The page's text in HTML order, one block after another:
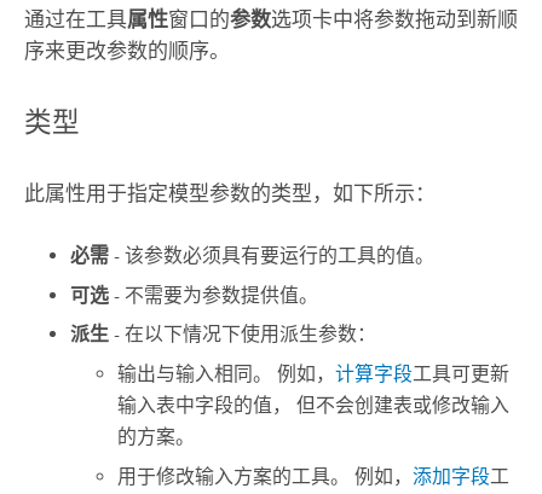
通过在工具属性窗口的参数选项卡中将参数拖动到新顺
序来更改参数的顺序。
类型
此属性用于指定模型参数的类型，如下所示：
必需 - 该参数必须具有要运行的工具的值。
可选 - 不需要为参数提供值。
派生 - 在以下情况下使用派生参数：
输出与输入相同。 例如，计算字段工具可更新
输入表中字段的值， 但不会创建表或修改输入
的方案。
用于修改输入方案的工具。 例如，添加字段工